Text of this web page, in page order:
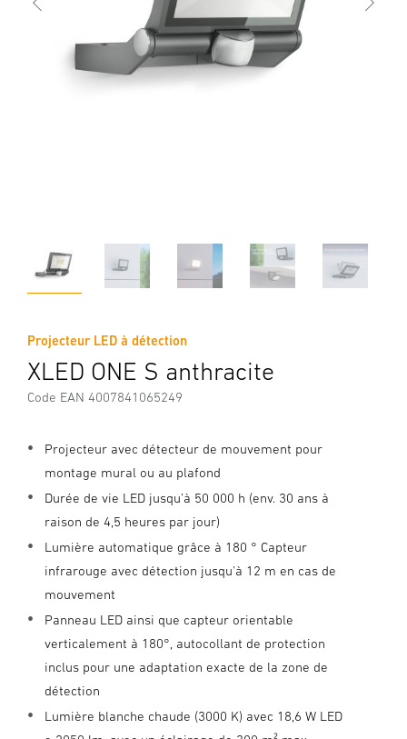
Projecteur LED à détection
XLED ONE S anthracite
Code EAN 4007841065249
Projecteur avec détecteur de mouvement pour
montage mural ou au plafond
Durée de vie LED jusqu’à 50 000 h (env. 30 ans à
raison de 4,5 heures par jour)
Lumière automatique grâce à 180 ° Capteur
infrarouge avec détection jusqu'à 12 m en cas de
mouvement
Panneau LED ainsi que capteur orientable
verticalement à 180°, autocollant de protection
inclus pour une adaptation exacte de la zone de
détection
Lumière blanche chaude (3000 K) avec 18,6 W LED